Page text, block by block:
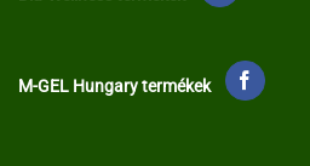
M-GEL Hungary termékek